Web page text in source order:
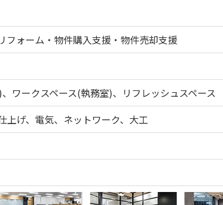
フォーム・物件購入支援・物件売却支援
ワークスペース(執務室)、リフレッシュスペース
上げ、電気、ネットワーク、大工